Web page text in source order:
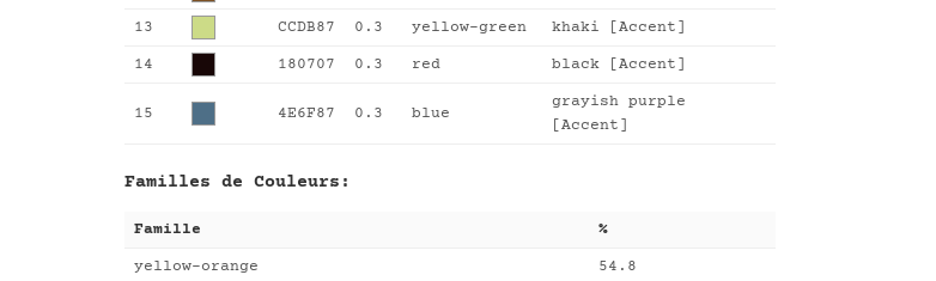
13 CCDB87 0.3 yellow-green khaki [Accent]
14 180707 0.3 red black [Accent]
15 4E6F87 0.3 blue
grayish purple
[Accent]
Familles de Couleurs:
Famille %
yellow-orange 54.8